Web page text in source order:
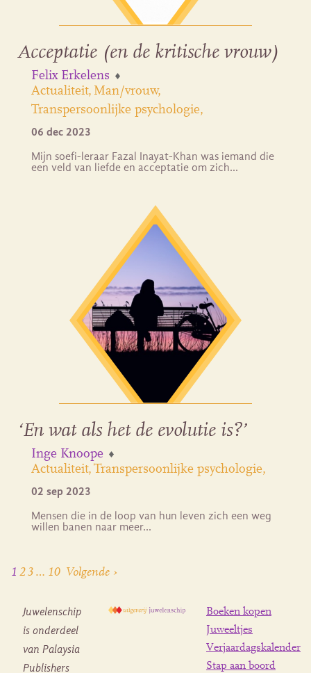
Acceptatie (en de kritische vrouw)
Felix Erkelens
Actualiteit Man/vrouw
Transpersoonlijke psychologie
06 dec 2023
Mijn soefi-leraar Fazal Inayat-Khan was iemand die
een veld van liefde en acceptatie om zich…
‘En wat als het de evolutie is?’
Inge Knoope
Actualiteit Transpersoonlijke psychologie
02 sep 2023
Mensen die in de loop van hun leven zich een weg
willen banen naar meer…
1 2 3 … 10 Volgende ›
Juwelenschip
is onderdeel
van Palaysia
Publishers
Boeken kopen
Juweeltjes
Verjaardagskalender
Stap aan boord